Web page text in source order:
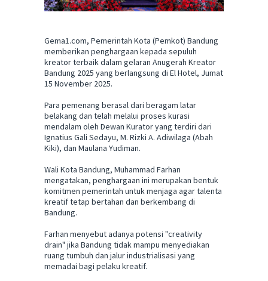
Gema1.com, Pemerintah Kota (Pemkot) Bandung
memberikan penghargaan kepada sepuluh
kreator terbaik dalam gelaran Anugerah Kreator
Bandung 2025 yang berlangsung di El Hotel, Jumat
15 November 2025.
Para pemenang berasal dari beragam latar
belakang dan telah melalui proses kurasi
mendalam oleh Dewan Kurator yang terdiri dari
Ignatius Gali Sedayu, M. Rizki A. Adiwilaga (Abah
Kiki), dan Maulana Yudiman.
Wali Kota Bandung, Muhammad Farhan
mengatakan, penghargaan ini merupakan bentuk
komitmen pemerintah untuk menjaga agar talenta
kreatif tetap bertahan dan berkembang di
Bandung.
Farhan menyebut adanya potensi "creativity
drain" jika Bandung tidak mampu menyediakan
ruang tumbuh dan jalur industrialisasi yang
memadai bagi pelaku kreatif.